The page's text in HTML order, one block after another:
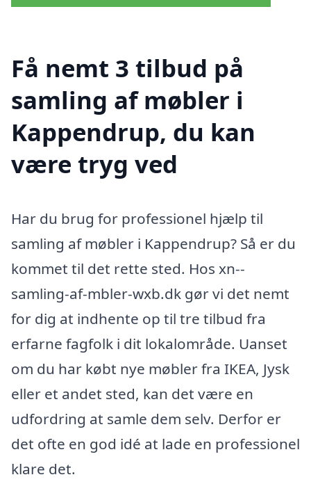
Få nemt 3 tilbud på
samling af møbler i
Kappendrup, du kan
være tryg ved
Har du brug for professionel hjælp til
samling af møbler i Kappendrup? Så er du
kommet til det rette sted. Hos xn--
samling-af-mbler-wxb.dk gør vi det nemt
for dig at indhente op til tre tilbud fra
erfarne fagfolk i dit lokalområde. Uanset
om du har købt nye møbler fra IKEA, Jysk
eller et andet sted, kan det være en
udfordring at samle dem selv. Derfor er
det ofte en god idé at lade en professionel
klare det.